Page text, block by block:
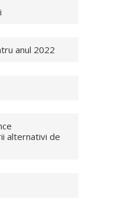
anul 2022
alternativi de